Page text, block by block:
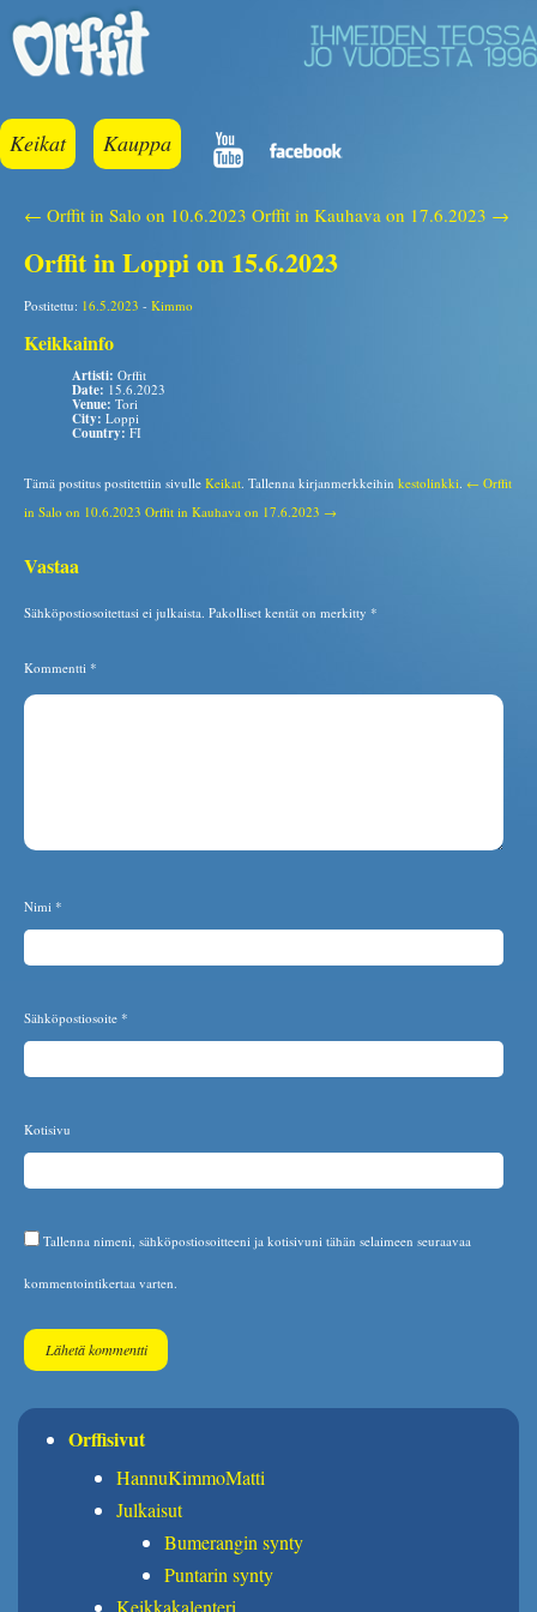
Keikat Kauppa
← Orffit in Salo on 10.6.2023 Orffit in Kauhava on 17.6.2023 →
Orffit in Loppi on 15.6.2023
Postitettu: 16.5.2023 - Kimmo
Keikkainfo
Artisti: Orffit
Date: 15.6.2023
Venue: Tori
City: Loppi
Country: FI
Tämä postitus postitettiin sivulle Keikat . Tallenna kirjanmerkkeihin kestolinkki ← Orffit
in Salo on 10.6.2023 Orffit in Kauhava on 17.6.2023 →
Vastaa
Sähköpostiosoitettasi ei julkaista. Pakolliset kentät on merkitty *
Kommentti *
Nimi *
Sähköpostiosoite *
Kotisivu
Tallenna nimeni, sähköpostiosoitteeni ja kotisivuni tähän selaimeen seuraavaa
kommentointikertaa varten.
Orffisivut
HannuKimmoMatti
Julkaisut
Bumerangin synty
Puntarin synty
Keikkakalenteri